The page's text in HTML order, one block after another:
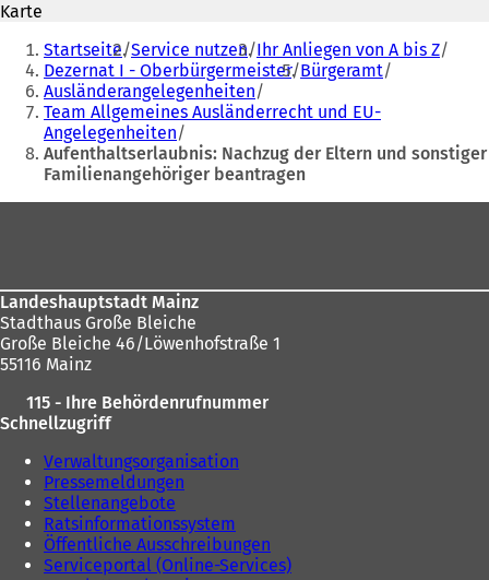
t
i
n
e
i
n
e
m
n
n
a
b
i
n
e
m
e
T
Karte
Sie
befinden
sich
hier:
Startseite Service nutzen Ihr Anliegen von A bis Z
Dezernat I - Oberbürgermeister Bürgeramt
Ausländerangelegenheiten
Team Allgemeines Ausländerrecht und EU-
Angelegenheiten
Aufenthaltserlaubnis: Nachzug der Eltern und sonstiger
Familienangehöriger beantragen
Landeshauptstadt Mainz
Stadthaus Große Bleiche
Große Bleiche 46/Löwenhofstraße 1
55116 Mainz
115 - Ihre Behördenrufnummer
Schnellzugriff
Verwaltungsorganisation
Pressemeldungen
Stellenangebote
Ratsinformationssystem
Öffentliche Ausschreibungen
Serviceportal (Online-Services)